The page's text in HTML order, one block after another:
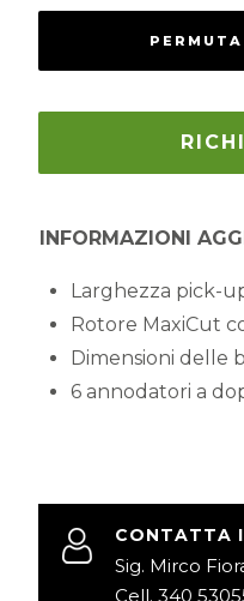
INFORMAZIONI
Larghezza pick-
Rotore MaxiCut
Dimensioni delle
6 annodatori a
CONTATTA
Sig. Mirco
Cell. 340